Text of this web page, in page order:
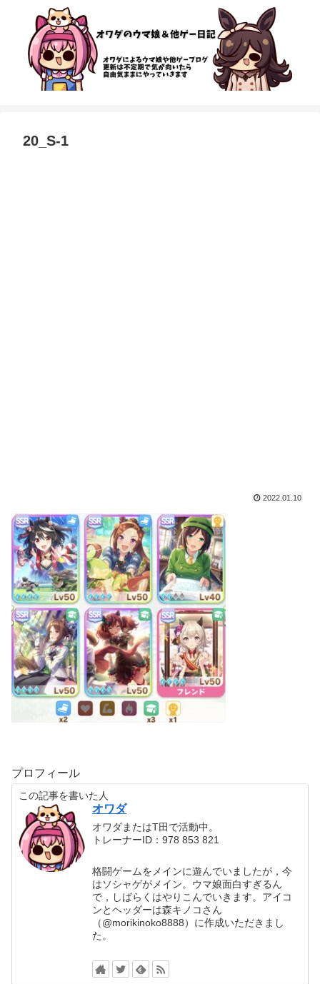
20_S-1
2022.01.10
プロフィール
この記事を書いた人
オワダ
オワダまたはT田で活動中。
トレーナーID：978 853 821
格闘ゲームをメインに遊んでいましたが，今
はソシャゲがメイン。ウマ娘面白すぎるん
で，しばらくはやりこんでいきます。アイコ
ンとヘッダーは森キノコさん
（@morikinoko8888）に作成いただきまし
た。